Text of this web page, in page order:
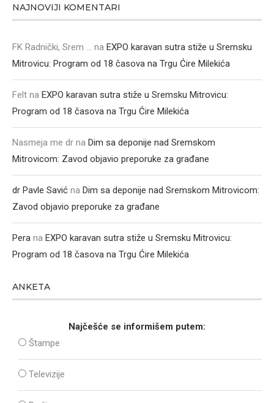
NAJNOVIJI KOMENTARI
FK Radnički, Srem ... na EXPO karavan sutra stiže u Sremsku
Mitrovicu: Program od 18 časova na Trgu Ćire Milekića
Felt na EXPO karavan sutra stiže u Sremsku Mitrovicu:
Program od 18 časova na Trgu Ćire Milekića
Nasmeja me dr na Dim sa deponije nad Sremskom
Mitrovicom: Zavod objavio preporuke za građane
dr Pavle Savić na Dim sa deponije nad Sremskom Mitrovicom:
Zavod objavio preporuke za građane
Pera na EXPO karavan sutra stiže u Sremsku Mitrovicu:
Program od 18 časova na Trgu Ćire Milekića
ANKETA
Najčešće se informišem putem:
Štampe
Televizije